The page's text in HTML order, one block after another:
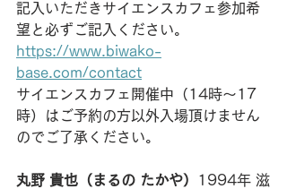
記入いただきサイエンスカフェ参加希
望と必ずご記入ください。
https://www.biwako-
base.com/contact
サイエンスカフェ開催中（14時〜17
時）はご予約の方以外入場頂けません
のでご了承ください。
丸野 貴也（まるの たかや）
1994年 滋